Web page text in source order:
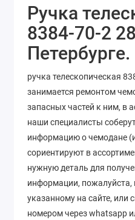
Ручка
8384-70-2
Петербурге.
ручка телескопическая
занимается ремонтом
запасных частей к ним, в
наши специалисты
информацию о чемодане
сориентируют в
нужную деталь для
информации, пожалуйста,
указанному на сайте, или
номером через whatsapp